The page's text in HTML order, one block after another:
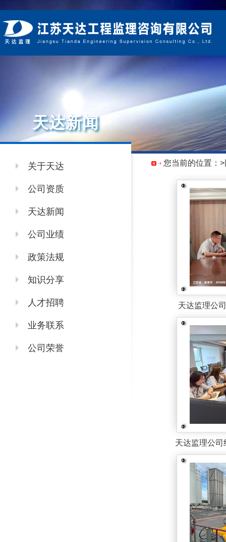
天达新闻
关于天达
公司资质
天达新闻
公司业绩
政策法规
知识分享
人才招聘
业务联系
公司荣誉
您当前的位置： >
天达监理公
天达监理公司